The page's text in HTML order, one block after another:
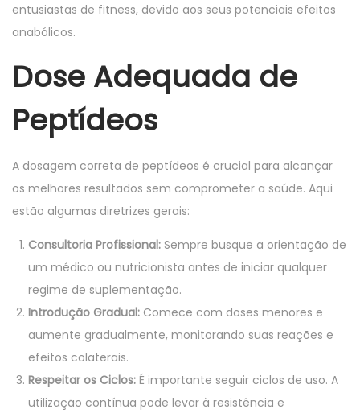
entusiastas de fitness, devido aos seus potenciais efeitos
anabólicos.
Dose Adequada de
Peptídeos
A dosagem correta de peptídeos é crucial para alcançar
os melhores resultados sem comprometer a saúde. Aqui
estão algumas diretrizes gerais:
Consultoria Profissional: Sempre busque a orientação de
um médico ou nutricionista antes de iniciar qualquer
regime de suplementação.
Introdução Gradual: Comece com doses menores e
aumente gradualmente, monitorando suas reações e
efeitos colaterais.
Respeitar os Ciclos: É importante seguir ciclos de uso. A
utilização contínua pode levar à resistência e